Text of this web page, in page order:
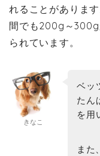
れることがありま
間でも200g～300g
られています。
きなこ
ベッ
たん
を用
また